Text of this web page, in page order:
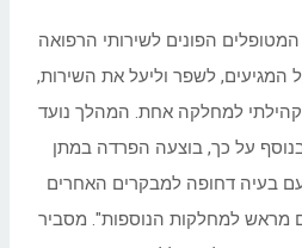
הפונים לשירותי הרפואה
המגיעים, לשפר וליעל את השירות,
למחלקה אחת. המהלך נועד
על כך, בוצעה הפרדה במתן
בעיה דחופה למבקרים האחרים
מראש למחלקות הנוספות". מסביר